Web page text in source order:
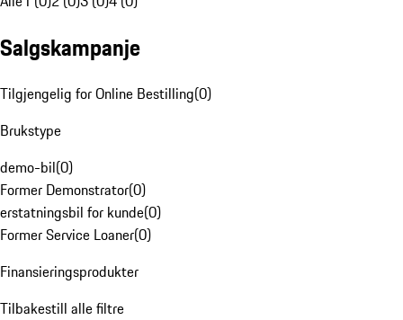
Salgskampanje
Tilgjengelig for Online Bestilling(0)
Brukstype
demo-bil(0)
Former Demonstrator(0)
erstatningsbil for kunde(0)
Former Service Loaner(0)
Finansieringsprodukter
Tilbakestill alle filtre